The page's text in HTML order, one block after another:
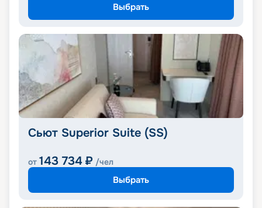
Выбрать
Сьют Superior Suite (SS)
от 143 734 ₽ /чел
Выбрать